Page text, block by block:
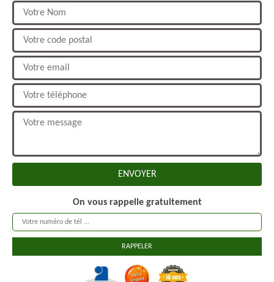
On vous rappelle gratuitement